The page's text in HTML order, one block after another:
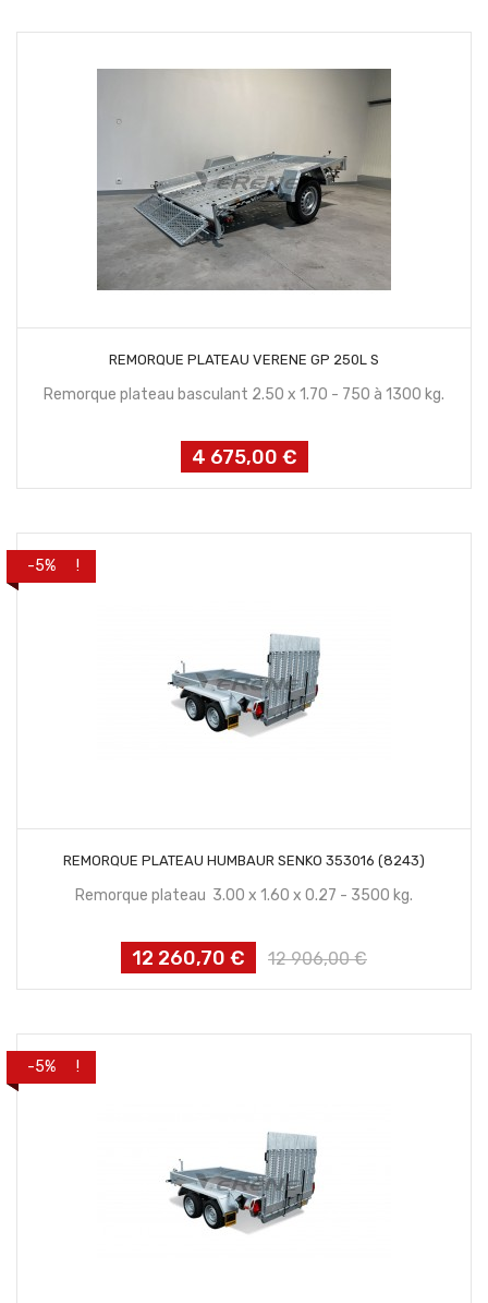
REMORQUE PLATEAU VERENE GP 250L S
Remorque plateau basculant 2.50 x 1.70 - 750 à 1300 kg.
Prix
4 675,00 €
PROMO !
-5%
REMORQUE PLATEAU HUMBAUR SENKO 353016 (8243)
Remorque plateau 3.00 x 1.60 x 0.27 - 3500 kg.
Prix
12 260,70 €
Prix
12 906,00 €
PROMO !
-5%